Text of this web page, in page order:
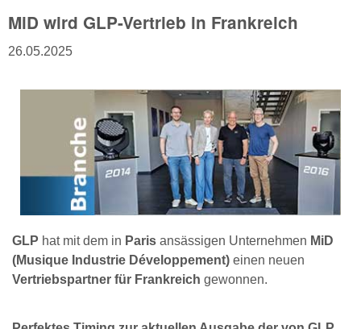
MiD wird GLP-Vertrieb in Frankreich
26.05.2025
GLP hat mit dem in Paris ansässigen Unternehmen MiD
(Musique Industrie Développement) einen neuen
Vertriebspartner für Frankreich gewonnen.